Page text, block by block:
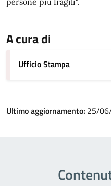
A cura di
Ufficio Stampa
Ultimo aggiornamento: 25/